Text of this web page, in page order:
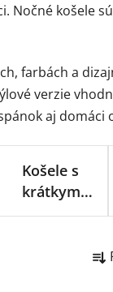
Nočné košele
farbách a
verzie
aj domáci
Košele s
krátkym
rukávom
a